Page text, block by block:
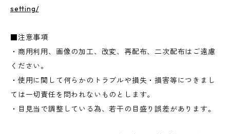
setting/
■注意事項
・商用利用、画像の加工、改変、再配布、二次配布はご遠慮
ください。
・使用に関して何らかのトラブルや損失・損害等につきまし
ては一切責任を問われないものとします。
・目見当で調整している為、若干の目盛り誤差があります。